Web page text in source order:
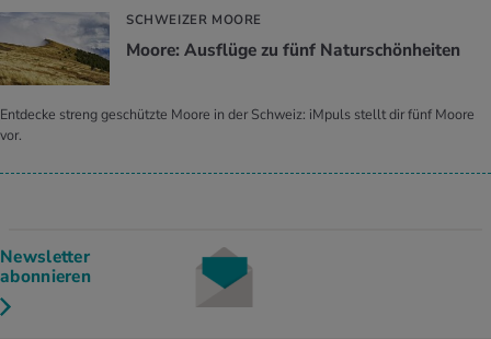
SCHWEIZER MOORE
Moore: Ausflüge zu fünf Naturschönheiten
Entdecke streng geschützte Moore in der Schweiz: iMpuls stellt dir fünf Moore
vor.
Newsletter
abonnieren